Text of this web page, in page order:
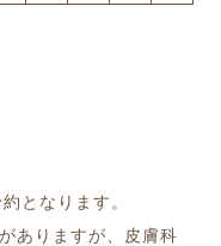
となります。
ありますが、皮膚科